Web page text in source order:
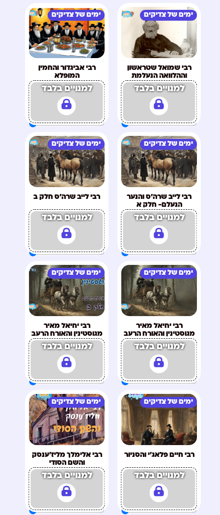
ימים של צדיקים
רבי שמואל שטראשון
וההלוואה הנעלמת
למנויים בלבד
ימים של צדיקים
רבי אביגדור והחמין
המופלא
למנויים בלבד
ימים של צדיקים
רבי לייב שרה'ס והנער
הנעלם- חלק א
למנויים בלבד
ימים של צדיקים
רבי לייב שרה'ס חלק ב
למנויים בלבד
ימים של צדיקים
רבי יחיאל מאיר
מגוסטינין והאורח הרעב
חלק א
למנויים בלבד
ימים של צדיקים
רבי יחיאל מאיר
מגוסטינין והאורח הרעב
חלק ב
למנויים בלבד
ימים של צדיקים
רבי חיים פלאג'י והסניור
למנויים בלבד
ימים של צדיקים
רבי אלימלך מליז'ענסק
והשם הסודי
למנויים בלבד